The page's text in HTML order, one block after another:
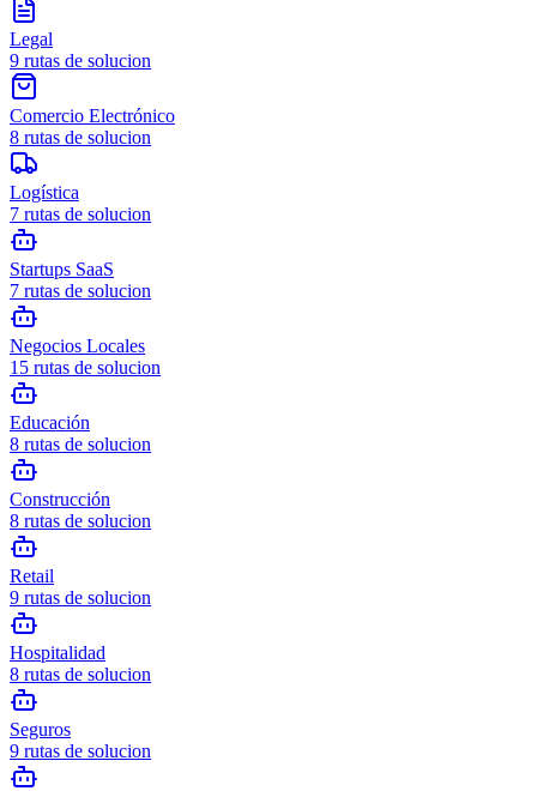
Legal
9 rutas de solucion
Comercio Electrónico
8 rutas de solucion
Logística
7 rutas de solucion
Startups SaaS
7 rutas de solucion
Negocios Locales
15 rutas de solucion
Educación
8 rutas de solucion
Construcción
8 rutas de solucion
Retail
9 rutas de solucion
Hospitalidad
8 rutas de solucion
Seguros
9 rutas de solucion